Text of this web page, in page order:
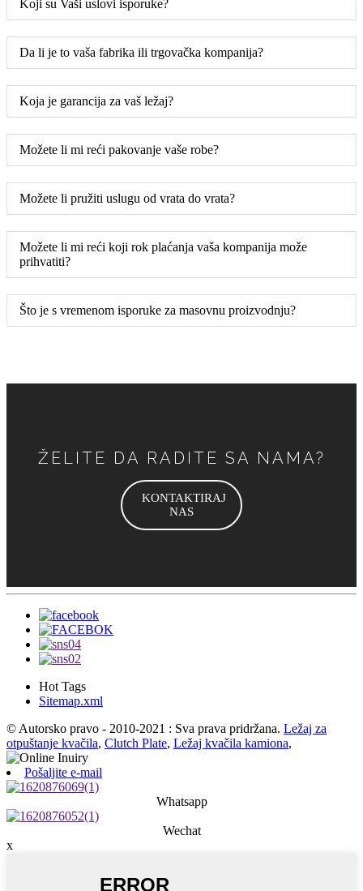
Koji su Vaši uslovi isporuke?
Da li je to vaša fabrika ili trgovačka kompanija?
Koja je garancija za vaš ležaj?
Možete li mi reći pakovanje vaše robe?
Možete li pružiti uslugu od vrata do vrata?
Možete li mi reći koji rok plaćanja vaša kompanija može
prihvatiti?
Što je s vremenom isporuke za masovnu proizvodnju?
ŽELITE DA RADITE SA NAMA?
KONTAKTIRAJ
NAS
Hot Tags
Sitemap.xml
© Autorsko pravo - 2010-2021 : Sva prava pridržana. Ležaj za
otpuštanje kvačila, Clutch Plate, Ležaj kvačila kamiona,
Pošaljite e-mail
Whatsapp
Wechat
x